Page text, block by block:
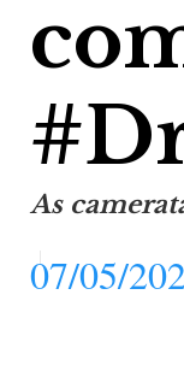
As
07/05/